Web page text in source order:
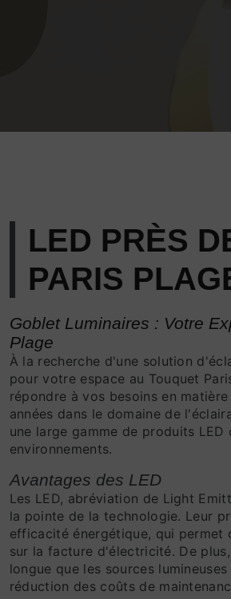
LED PRÈS
PARIS
Goblet Luminaires : Votre
Plage
À la recherche d'une solution
pour votre espace au Touquet
répondre à vos besoins en
années dans le domaine de
une large gamme de produits
environnements.
Avantages des LED
Les LED, abréviation de Light
la pointe de la technologie. Leur
efficacité énergétique, qui permet
sur la facture d'électricité. De
longue que les sources
réduction des coûts de